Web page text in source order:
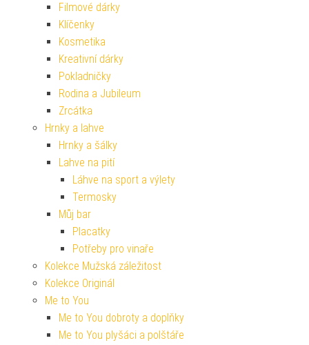
Filmové dárky
Klíčenky
Kosmetika
Kreativní dárky
Pokladničky
Rodina a Jubileum
Zrcátka
Hrnky a lahve
Hrnky a šálky
Lahve na pití
Láhve na sport a výlety
Termosky
Můj bar
Placatky
Potřeby pro vinaře
Kolekce Mužská záležitost
Kolekce Originál
Me to You
Me to You dobroty a doplňky
Me to You plyšáci a polštáře